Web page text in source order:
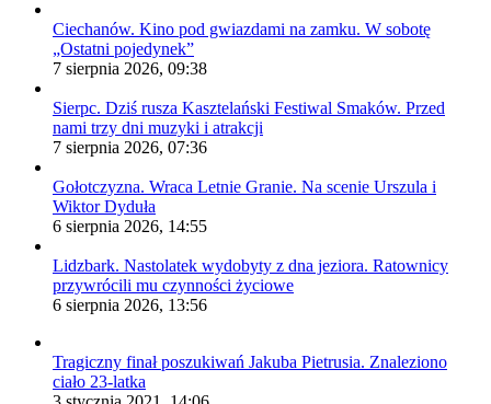
Ciechanów. Kino pod gwiazdami na zamku. W sobotę
„Ostatni pojedynek”
7 sierpnia 2026, 09:38
Sierpc. Dziś rusza Kasztelański Festiwal Smaków. Przed
nami trzy dni muzyki i atrakcji
7 sierpnia 2026, 07:36
Gołotczyzna. Wraca Letnie Granie. Na scenie Urszula i
Wiktor Dyduła
6 sierpnia 2026, 14:55
Lidzbark. Nastolatek wydobyty z dna jeziora. Ratownicy
przywrócili mu czynności życiowe
6 sierpnia 2026, 13:56
Tragiczny finał poszukiwań Jakuba Pietrusia. Znaleziono
ciało 23-latka